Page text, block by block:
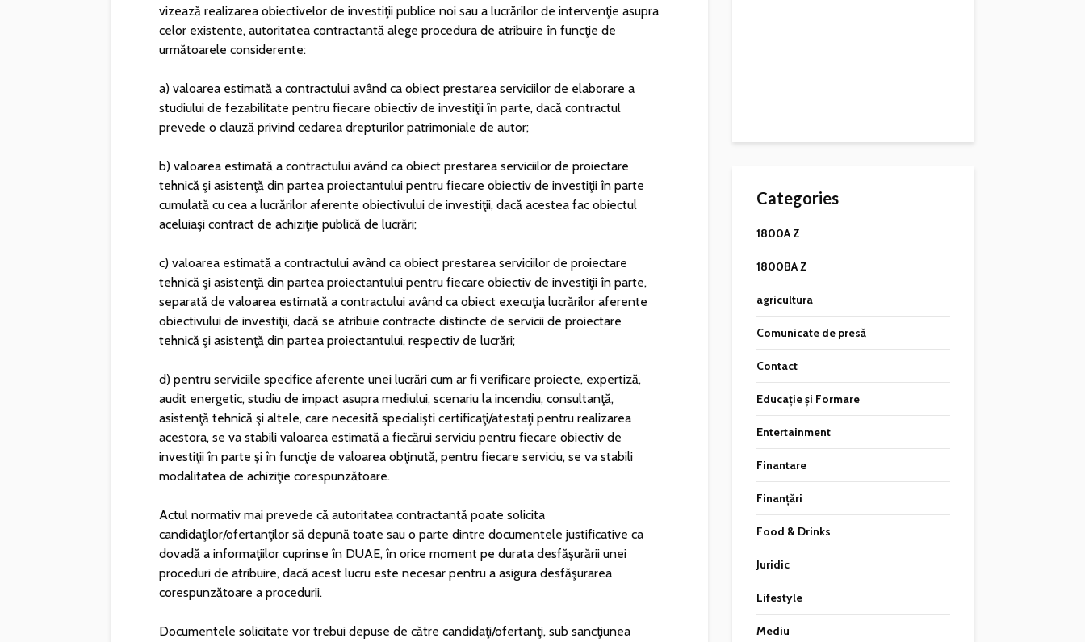
vizează realizarea obiectivelor de investiţii publice noi sau a lucrărilor de intervenţie asupra
celor existente, autoritatea contractantă alege procedura de atribuire în funcţie de
următoarele considerente:
a) valoarea estimată a contractului având ca obiect prestarea serviciilor de elaborare a
studiului de fezabilitate pentru fiecare obiectiv de investiţii în parte, dacă contractul
prevede o clauză privind cedarea drepturilor patrimoniale de autor;
b) valoarea estimată a contractului având ca obiect prestarea serviciilor de proiectare
tehnică şi asistenţă din partea proiectantului pentru fiecare obiectiv de investiţii în parte
cumulată cu cea a lucrărilor aferente obiectivului de investiţii, dacă acestea fac obiectul
aceluiaşi contract de achiziţie publică de lucrări;
c) valoarea estimată a contractului având ca obiect prestarea serviciilor de proiectare
tehnică şi asistenţă din partea proiectantului pentru fiecare obiectiv de investiţii în parte,
separată de valoarea estimată a contractului având ca obiect execuţia lucrărilor aferente
obiectivului de investiţii, dacă se atribuie contracte distincte de servicii de proiectare
tehnică şi asistenţă din partea proiectantului, respectiv de lucrări;
d) pentru serviciile specifice aferente unei lucrări cum ar fi verificare proiecte, expertiză,
audit energetic, studiu de impact asupra mediului, scenariu la incendiu, consultanţă,
asistenţă tehnică şi altele, care necesită specialişti certificaţi/atestaţi pentru realizarea
acestora, se va stabili valoarea estimată a fiecărui serviciu pentru fiecare obiectiv de
investiţii în parte şi în funcţie de valoarea obţinută, pentru fiecare serviciu, se va stabili
modalitatea de achiziţie corespunzătoare.
Actul normativ mai prevede că autoritatea contractantă poate solicita
candidaţilor/ofertanţilor să depună toate sau o parte dintre documentele justificative ca
dovadă a informaţiilor cuprinse în DUAE, în orice moment pe durata desfăşurării unei
proceduri de atribuire, dacă acest lucru este necesar pentru a asigura desfăşurarea
corespunzătoare a procedurii.
Documentele solicitate vor trebui depuse de către candidaţi/ofertanţi, sub sancţiunea
Categories
1800A Z
1800BA Z
agricultura
Comunicate de presă
Contact
Educație și Formare
Entertainment
Finantare
Finanțări
Food & Drinks
Juridic
Lifestyle
Mediu